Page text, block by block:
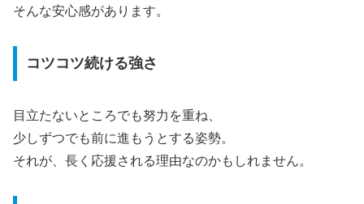
そんな安心感があります。
コツコツ続ける強さ
目立たないところでも努力を重ね、
少しずつでも前に進もうとする姿勢。
それが、長く応援される理由なのかもしれません。